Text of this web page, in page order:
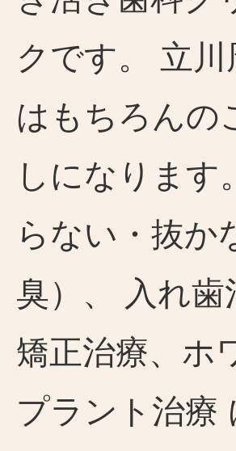
クです。 立川
はもちろんの
しになります
らない・抜か
臭）、 入れ
矯正治療、ホ
プラント治療